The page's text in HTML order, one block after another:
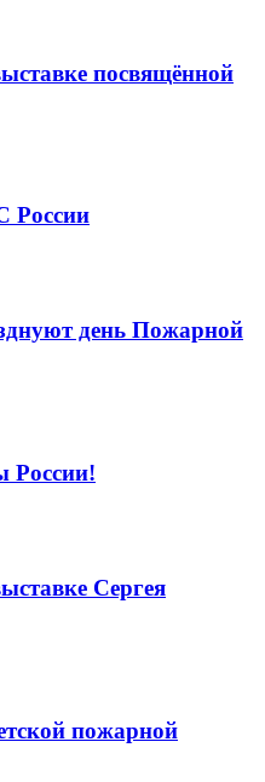
посвящённой
России
день Пожарной
России!
Сергея
пожарной